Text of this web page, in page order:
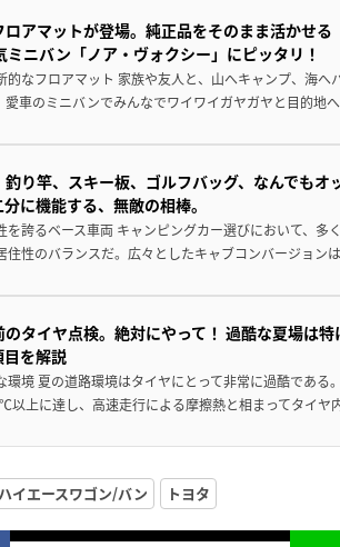
アマットが登場。純正品をそのまま活かせる
ニバン「ノア・ヴォクシー」にピッタリ！
なフロアマット 家族や友人と、山へキャンプ、海へ
車のミニバンでみんなでワイワイガヤガヤと目的地
り竿、スキー板、ゴルフバッグ、なんでもオ
に機能する、無敵の相棒。
誇るベース車両 キャンピングカー選びにおいて、多
性のバランスだ。広々としたキャブコンバージョン
タイヤ点検。絶対にやって！ 過酷な夏場は特
を解説
境 夏の道路環境はタイヤにとって非常に過酷である
上に達し、高速走行による摩擦熱と相まってタイヤ
ハイエースワゴン/バン トヨタ